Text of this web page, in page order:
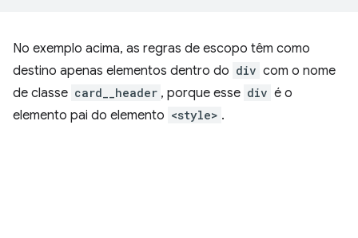
No exemplo acima, as regras de escopo têm como
destino apenas elementos dentro do div com o nome
de classe card__header , porque esse div é o
elemento pai do elemento <style> .